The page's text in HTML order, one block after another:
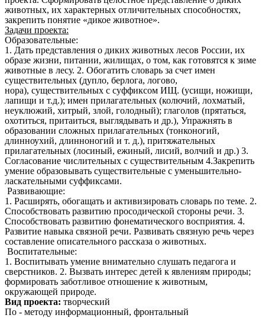
животных, их характерных отличительных способностях,
закрепить понятие «дикое животное».
Задачи проекта:
Образовательные:
1. Дать представления о диких животных лесов России, их
образе жизни, питании, жилищах, о том, как готовятся к зиме
животные в лесу. 2. Обогатить словарь за счет имен
существительных (дупло, берлога, логово,
нора), существительных с суффиксом ИЩ. (усищи, ножищи,
лапищи и т.д.); имен прилагательных (колючий, лохматый,
неуклюжий, хитрый, злой, голодный); глаголов (прятаться,
охотиться, притаиться, выглядывать и др.), Упражнять в
образовании сложных прилагательных (тонконогий,
длинноухий, длинноногий и т. д.), притяжательных
прилагательных (лосиный, ежиный, лисий, волчий и др.) 3.
Согласование числительных с существительным 4.Закрепить
умение образовывать существительные с уменьшительно-
ласкательными суффиксами.
Развивающие:
1. Расширять, обогащать и активизировать словарь по теме. 2.
Способствовать развитию просодической стороны речи. 3.
Способствовать развитию фонематического восприятия. 4.
Развитие навыка связной речи. Развивать связную речь через
составление описательного рассказа о животных.
Воспитательные:
1. Воспитывать умение внимательно слушать педагога и
сверстников. 2. Вызвать интерес детей к явлениям природы;
формировать заботливое отношение к животным,
окружающей природе.
Вид проекта: творческий
По - методу информационный, фронтальный